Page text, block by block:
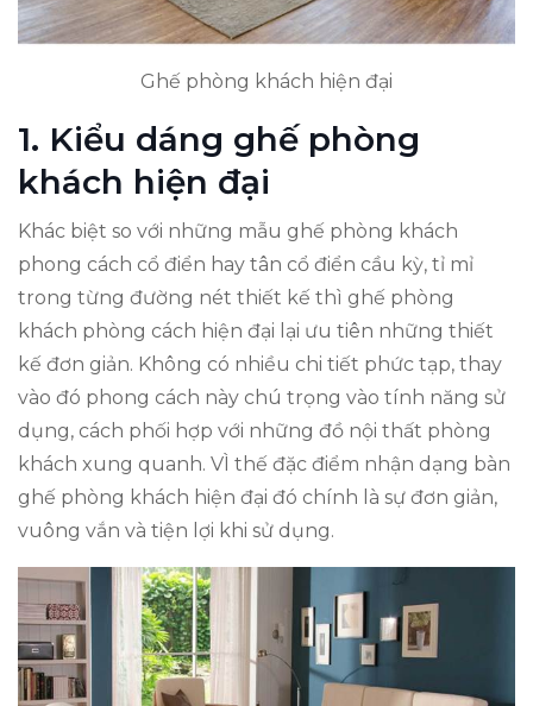
Ghế phòng khách hiện đại
1. Kiểu dáng ghế phòng
khách hiện đại
Khác biệt so với những mẫu ghế phòng khách
phong cách cổ điển hay tân cổ điển cầu kỳ, tỉ mỉ
trong từng đường nét thiết kế thì ghế phòng
khách phòng cách hiện đại lại ưu tiên những thiết
kế đơn giản. Không có nhiều chi tiết phức tạp, thay
vào đó phong cách này chú trọng vào tính năng sử
dụng, cách phối hợp với những đồ nội thất phòng
khách xung quanh. VÌ thế đặc điểm nhận dạng bàn
ghế phòng khách hiện đại đó chính là sự đơn giản,
vuông vắn và tiện lợi khi sử dụng.